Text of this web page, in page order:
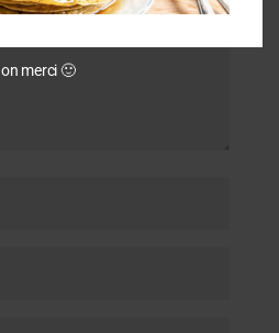
merci 🙂